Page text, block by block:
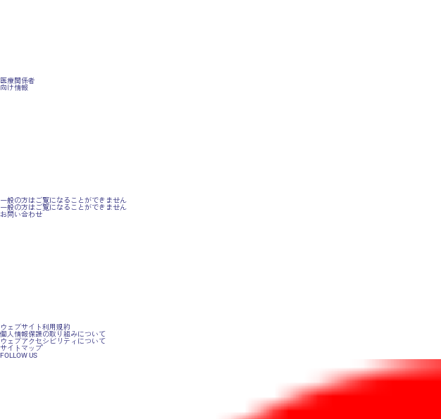
医療関係者
向け情報
一般の方はご覧になることができません
一般の方はご覧になることができません
お問い合わせ
ウェブサイト利用規約
個人情報保護の取り組みについて
ウェブアクセシビリティについて
サイトマップ
FOLLOW US